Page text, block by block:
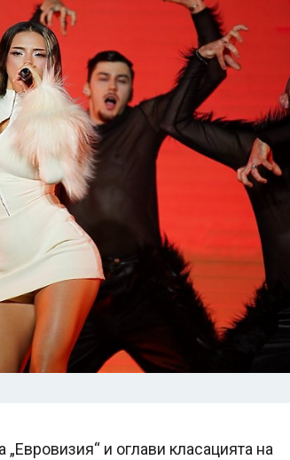
и оглави класацията на